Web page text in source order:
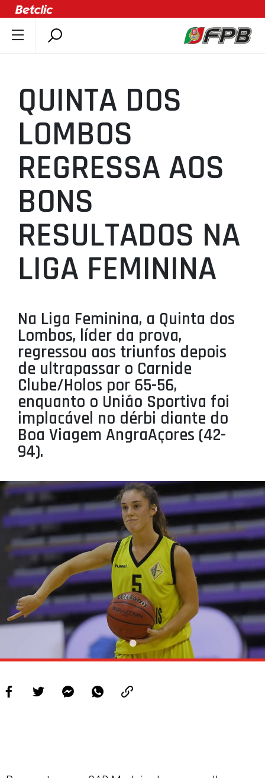
COMPETIÇÕES
ASSOCIAÇÕES
CLUBES
AGENTES
AGENDA
SELEÇÕES
MINIBASQUETE
ÁREA TÉCNICA
PROJETOS
LIGA BETCLIC FEMININA
QUINTA DOS
LOMBOS
REGRESSA AOS
BONS
RESULTADOS NA
LIGA FEMININA
Na Liga Feminina, a Quinta dos
Lombos, líder da prova,
regressou aos triunfos depois
de ultrapassar o Carnide
Clube/Holos por 65-56,
enquanto o União Sportiva foi
implacável no dérbi diante do
Boa Viagem AngraAçores (42-
94).